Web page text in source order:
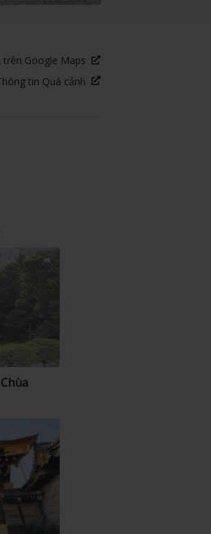
trên Google Maps
tin Quá cảnh